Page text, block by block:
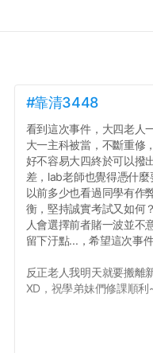
#靠清3448
看到這次事件，大四老人
大一主科被當，不斷重修
好不容易大四終於可以撥
差，lab老師也覺得憑什麼
以前多少也看過同學有作
衡，堅持誠實考試又如何
人會選擇前者賭一波並不
留下汙點...，希望這次事
反正老人我明天就要搬離
XD，祝學弟妹們修課順利